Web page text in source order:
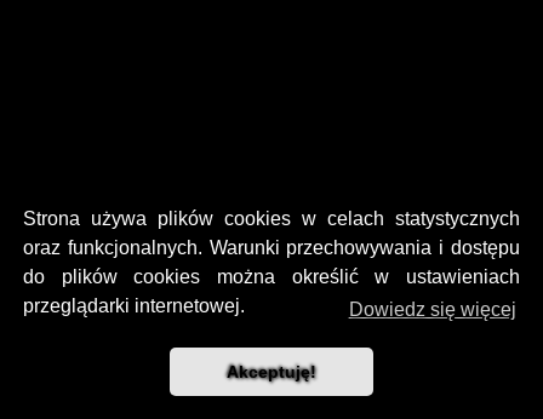
Strona używa plików cookies w celach statystycznych
oraz funkcjonalnych. Warunki przechowywania i dostępu
do plików cookies można określić w ustawieniach
przeglądarki internetowej.
Dowiedz się więcej
Akceptuję!